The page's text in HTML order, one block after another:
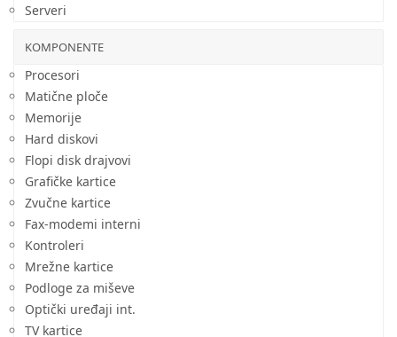
Serveri
KOMPONENTE
Procesori
Matične ploče
Memorije
Hard diskovi
Flopi disk drajvovi
Grafičke kartice
Zvučne kartice
Fax-modemi interni
Kontroleri
Mrežne kartice
Podloge za miševe
Optički uređaji int.
TV kartice